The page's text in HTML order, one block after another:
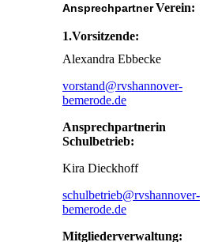
AnsprechpartnerVerein:
1.Vorsitzende:
Alexandra Ebbecke
vorstand@rvshannover-
bemerode.de
Ansprechpartnerin
Schulbetrieb:
Kira Dieckhoff
schulbetrieb@rvshannover-
bemerode.de
Mitgliederverwaltung: